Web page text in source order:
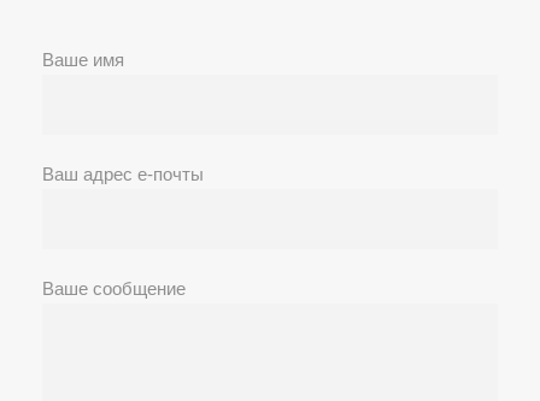
Ваше имя
Ваш адрес е-почты
Ваше сообщение